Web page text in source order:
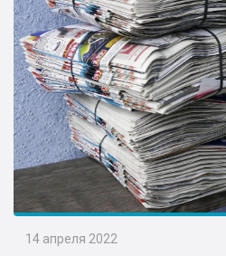
14 апреля 2022